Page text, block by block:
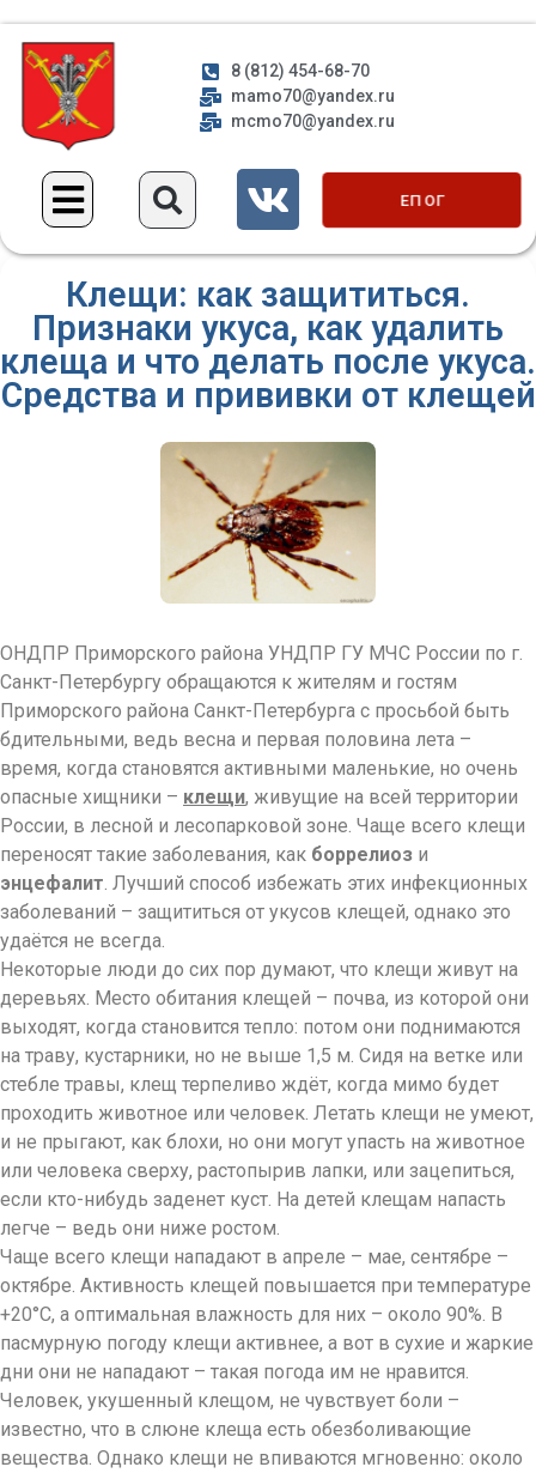
8 (812) 454-68-70
mamo70@yandex.ru
mcmo70@yandex.ru
ЕП ОГ
Клещи: как защититься.
Признаки укуса, как удалить
клеща и что делать после укуса.
Средства и прививки от клещей
ОНДПР Приморского района УНДПР ГУ МЧС России по г.
Санкт-Петербургу обращаются к жителям и гостям
Приморского района Санкт-Петербурга с просьбой быть
бдительными, ведь весна и первая половина лета –
время, когда становятся активными маленькие, но очень
опасные хищники – клещи, живущие на всей территории
России, в лесной и лесопарковой зоне. Чаще всего клещи
переносят такие заболевания, как боррелиоз и
энцефалит . Лучший способ избежать этих инфекционных
заболеваний – защититься от укусов клещей, однако это
удаётся не всегда.
Некоторые люди до сих пор думают, что клещи живут на
деревьях. Место обитания клещей – почва, из которой они
выходят, когда становится тепло: потом они поднимаются
на траву, кустарники, но не выше 1,5 м. Сидя на ветке или
стебле травы, клещ терпеливо ждёт, когда мимо будет
проходить животное или человек. Летать клещи не умеют,
и не прыгают, как блохи, но они могут упасть на животное
или человека сверху, растопырив лапки, или зацепиться,
если кто-нибудь заденет куст. На детей клещам напасть
легче – ведь они ниже ростом.
Чаще всего клещи нападают в апреле – мае, сентябре –
октябре. Активность клещей повышается при температуре
+20°C, а оптимальная влажность для них – около 90%. В
пасмурную погоду клещи активнее, а вот в сухие и жаркие
дни они не нападают – такая погода им не нравится.
Человек, укушенный клещом, не чувствует боли –
известно, что в слюне клеща есть обезболивающие
вещества. Однако клещи не впиваются мгновенно: около